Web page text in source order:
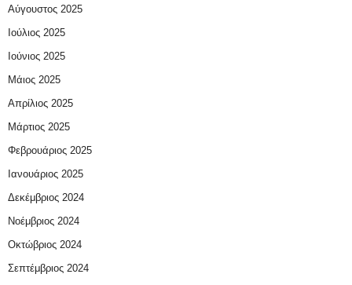
Αύγουστος 2025
Ιούλιος 2025
Ιούνιος 2025
Μάιος 2025
Απρίλιος 2025
Μάρτιος 2025
Φεβρουάριος 2025
Ιανουάριος 2025
Δεκέμβριος 2024
Νοέμβριος 2024
Οκτώβριος 2024
Σεπτέμβριος 2024